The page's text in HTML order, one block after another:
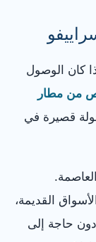
كان الوصول
من مطار
جولة قصيرة في
القديمة،
حاجة إلى